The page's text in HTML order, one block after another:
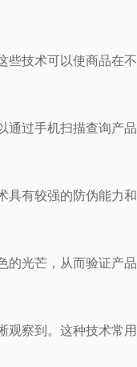
些技术可以使商品在不
通过手机扫描查询产品
具有较强的防伪能力和
的光芒，从而验证产品
观察到。这种技术常用